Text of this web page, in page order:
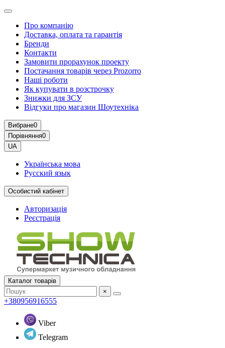
Про компанію
Доставка, оплата та гарантія
Бренди
Контакти
Замовити прорахунок проекту
Постачання товарів через Prozorro
Наші роботи
Як купувати в розстрочку
Знижки для ЗСУ
Відгуки про магазин Шоутехнiка
Вибране0
Порівняння0
UA
Українська мова
Русский язык
Особистий кабінет
Авторизація
Реєстрація
Каталог товарів
×
+380956916555
Viber
Telegram